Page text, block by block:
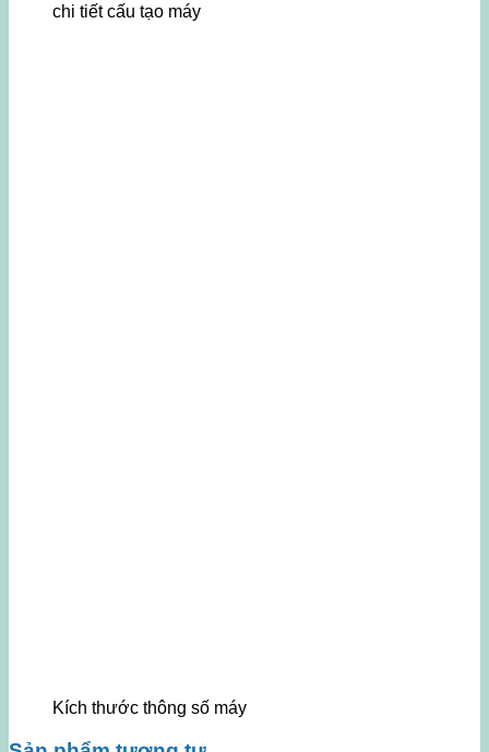
chi tiết cấu tạo máy
Kích thước thông số máy